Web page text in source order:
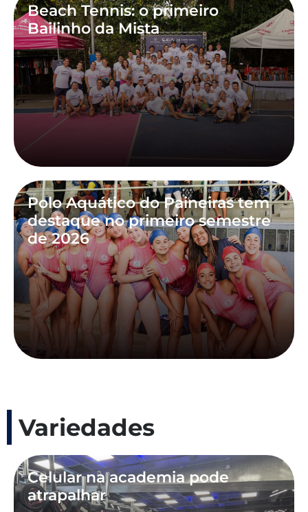
Beach Tennis: o primeiro
Bailinho da Mista
Polo Aquático do Paineiras tem
destaque no primeiro semestre
de 2026
Variedades
Celular na academia pode
atrapalhar